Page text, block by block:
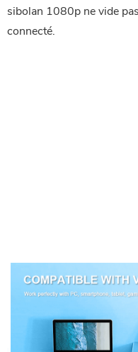
sibolan 1080p ne vide
connecté.